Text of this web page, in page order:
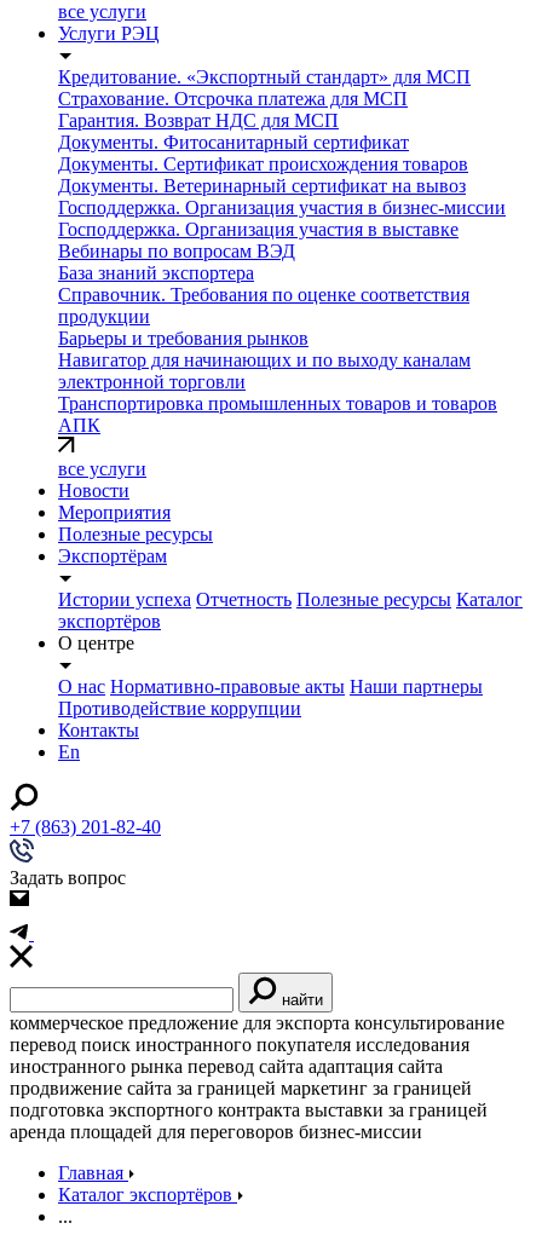
все услуги
Услуги РЭЦ
Кредитование. «Экспортный стандарт» для МСП
Страхование. Отсрочка платежа для МСП
Гарантия. Возврат НДС для МСП
Документы. Фитосанитарный сертификат
Документы. Сертификат происхождения товаров
Документы. Ветеринарный сертификат на вывоз
Господдержка. Организация участия в бизнес-миссии
Господдержка. Организация участия в выставке
Вебинары по вопросам ВЭД
База знаний экспортера
Справочник. Требования по оценке соответствия
продукции
Барьеры и требования рынков
Навигатор для начинающих и по выходу каналам
электронной торговли
Транспортировка промышленных товаров и товаров
АПК
все услуги
Новости
Мероприятия
Полезные ресурсы
Экспортёрам
Истории успеха Отчетность Полезные ресурсы Каталог
экспортёров
О центре
О нас Нормативно-правовые акты Наши партнеры
Противодействие коррупции
Контакты
En
+7 (863) 201-82-40
Задать вопрос
найти
коммерческое предложение для экспорта консультирование
перевод поиск иностранного покупателя исследования
иностранного рынка перевод сайта адаптация сайта
продвижение сайта за границей маркетинг за границей
подготовка экспортного контракта выставки за границей
аренда площадей для переговоров бизнес-миссии
Главная
Каталог экспортёров
...